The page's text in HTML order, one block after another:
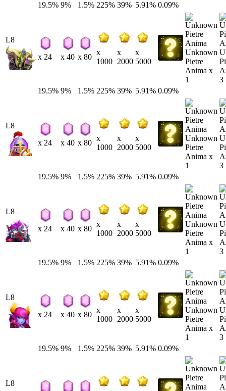
19.5% 9% 1.5% 225% 39% 5.91% 0.09%
L8
x 24 x 40 x 80
x
1000
x
2000
x
5000
Unknown
Pietre
Anima x
1
3
19.5% 9% 1.5% 225% 39% 5.91% 0.09%
L8
x 24 x 40 x 80
x
1000
x
2000
x
5000
Unknown
Pietre
Anima x
1
3
19.5% 9% 1.5% 225% 39% 5.91% 0.09%
L8
x 24 x 40 x 80
x
1000
x
2000
x
5000
Unknown
Pietre
Anima x
1
3
19.5% 9% 1.5% 225% 39% 5.91% 0.09%
L8
x 24 x 40 x 80
x
1000
x
2000
x
5000
Unknown
Pietre
Anima x
1
3
19.5% 9% 1.5% 225% 39% 5.91% 0.09%
L8